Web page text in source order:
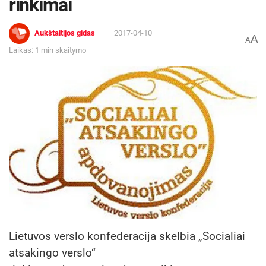
rinkimai
Aukštaitijos gidas
2017-04-10
Laikas: 1 min skaitymo
AA
Lietuvos verslo konfederacija skelbia „Socialiai
atsakingo verslo“